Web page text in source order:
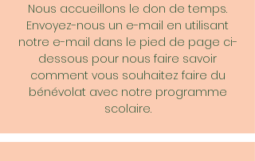
Nous accueillons le don de temps.
Envoyez-nous un e-mail en utilisant
notre e-mail dans le pied de page ci-
dessous pour nous faire savoir
comment vous souhaitez faire du
bénévolat avec notre programme
scolaire.